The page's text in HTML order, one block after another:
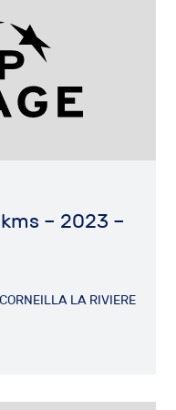
– 2023 –
LA RIVIERE